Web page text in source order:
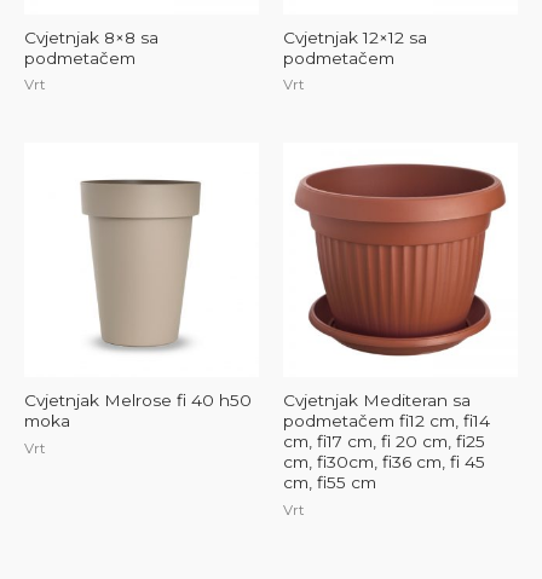
Cvjetnjak 8×8 sa
podmetačem
Vrt
Cvjetnjak 12×12 sa
podmetačem
Vrt
Cvjetnjak Melrose fi 40 h50
moka
Vrt
Cvjetnjak Mediteran sa
podmetačem fi12 cm, fi14
cm, fi17 cm, fi 20 cm, fi25
cm, fi30cm, fi36 cm, fi 45
cm, fi55 cm
Vrt